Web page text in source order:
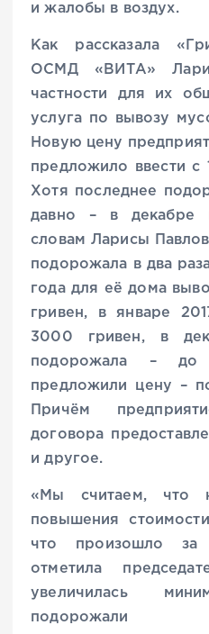
и жалобы в воздух.
Как рассказала
ОСМД «ВИТА»
частности для их
услуга по вывозу
Новую цену
предложило ввести с
Хотя последнее
давно – в декабре
словам Ларисы
подорожала в два
года для её дома
гривен, в январе
3000 гривен, в
подорожала –
предложили цену –
Причём
договора
и другое.
«Мы считаем, что
повышения
что произошло за
отметила
увеличилась
подорожали